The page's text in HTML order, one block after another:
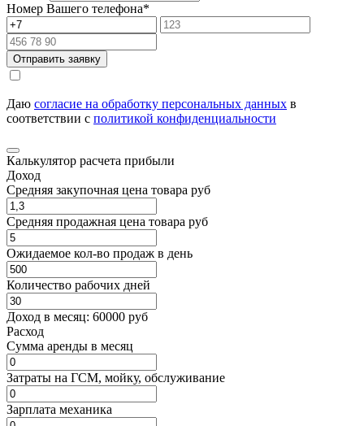
Номер Вашего телефона*
Отправить заявку
Даю согласие на обработку персональных данных в
соответствии с политикой конфиденциальности
Калькулятор расчета прибыли
Доход
Средняя закупочная цена товара руб
Средняя продажная цена товара руб
Ожидаемое кол-во продаж в день
Количество рабочих дней
Доход в месяц: 60000 руб
Расход
Cумма аренды в месяц
Затраты на ГСМ, мойку, обслуживание
Зарплата механика